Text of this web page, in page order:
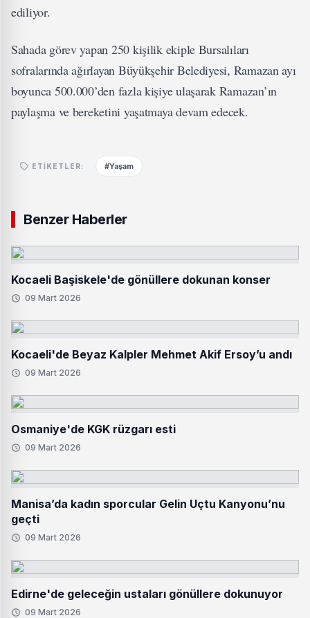
ediliyor.
Sahada görev yapan 250 kişilik ekiple Bursalıları
sofralarında ağırlayan Büyükşehir Belediyesi, Ramazan ayı
boyunca 500.000’den fazla kişiye ulaşarak Ramazan’ın
paylaşma ve bereketini yaşatmaya devam edecek.
ETIKETLER: #Yaşam
Benzer Haberler
Kocaeli Başiskele'de gönüllere dokunan konser
09 Mart 2026
Kocaeli'de Beyaz Kalpler Mehmet Akif Ersoy’u andı
09 Mart 2026
Osmaniye'de KGK rüzgarı esti
09 Mart 2026
Manisa’da kadın sporcular Gelin Uçtu Kanyonu’nu
geçti
09 Mart 2026
Edirne'de geleceğin ustaları gönüllere dokunuyor
09 Mart 2026